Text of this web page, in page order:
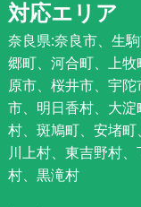
対応エリア
奈良県:奈良市、生
郷町、河合町、上
原市、桜井市、宇
市、明日香村、大
村、斑鳩町、安堵町
川上村、東吉野村
村、黒滝村